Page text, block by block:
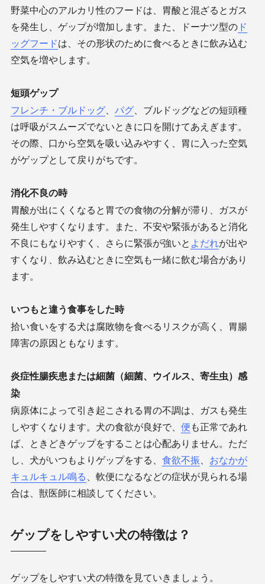
野菜中心のアルカリ性のフードは、胃酸と混ざるとガス
を発生し、ゲップが増加します。また、ドーナツ型の ド
ッグフードは、その形状のために食べるときに飲み込む
空気を増やします。
短頭ゲップ
フレンチ・ブルドッグ、 パグ、ブルドッグなどの短頭種
は呼吸がスムーズでないときに口を開けてあえぎます。
その際、口から空気を吸い込みやすく、胃に入った空気
がゲップとして戻りがちです。
消化不良の時
胃酸が出にくくなると胃での食物の分解が滞り、ガスが
発生しやすくなります。また、不安や緊張があると消化
不良にもなりやすく、さらに緊張が強いと よだれが出や
すくなり、飲み込むときに空気も一緒に飲む場合があり
ます。
いつもと違う食事をした時
拾い食いをする犬は腐敗物を食べるリスクが高く、胃腸
障害の原因ともなります。
炎症性腸疾患または細菌（細菌、ウイルス、寄生虫）感
染
病原体によって引き起こされる胃の不調は、ガスも発生
しやすくなります。犬の食欲が良好で、 便 も正常であれ
ば、ときどきゲップをすることは心配ありません。ただ
し、犬がいつもよりゲップをする、 食欲不振、 おなかが
キュルキュル鳴る 、軟便になるなどの症状が見られる場
合は、獣医師に相談してください。
ゲップをしやすい犬の特徴は？
ゲップをしやすい犬の特徴を見ていきましょう。